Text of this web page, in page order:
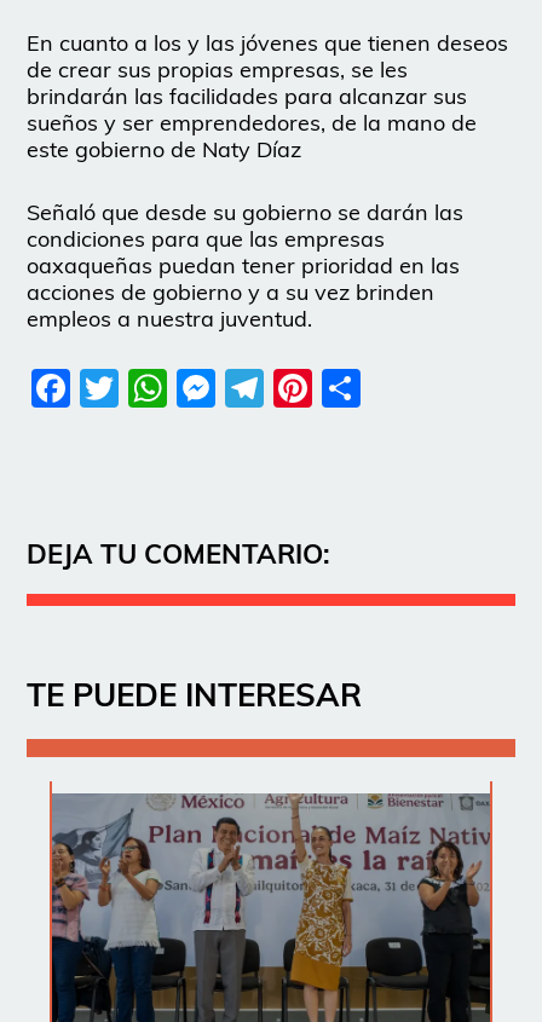
En cuanto a los y las jóvenes que tienen deseos
de crear sus propias empresas, se les
brindarán las facilidades para alcanzar sus
sueños y ser emprendedores, de la mano de
este gobierno de Naty Díaz
Señaló que desde su gobierno se darán las
condiciones para que las empresas
oaxaqueñas puedan tener prioridad en las
acciones de gobierno y a su vez brinden
empleos a nuestra juventud.
Facebook
Twitter
WhatsApp
Messenger
Telegram
Pinterest
DEJA TU COMENTARIO:
TE PUEDE INTERESAR